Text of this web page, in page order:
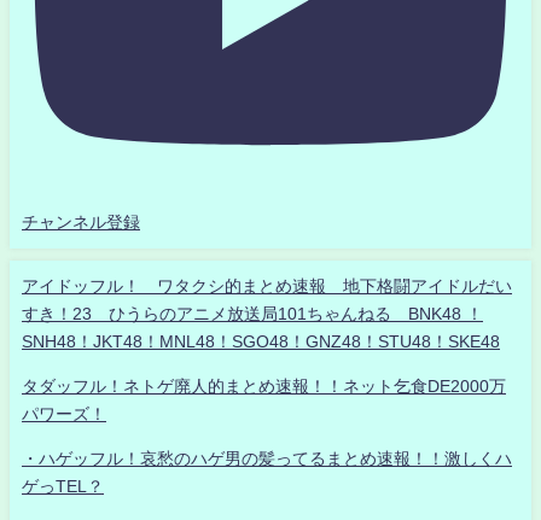
チャンネル登録
アイドッフル！ ワタクシ的まとめ速報 地下格闘アイドルだい
すき！23 ひうらのアニメ放送局101ちゃんねる BNK48 ！
SNH48！JKT48！MNL48！SGO48！GNZ48！STU48！SKE48
タダッフル！ネトゲ廃人的まとめ速報！！ネット乞食DE2000万
パワーズ！
・ハゲッフル！哀愁のハゲ男の髪ってるまとめ速報！！激しくハ
ゲっTEL？